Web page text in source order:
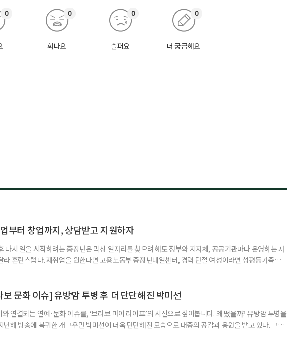
0
화나요
0
슬퍼요
0
더 궁금해요
0
부터 창업까지, 상담받고 지원하자
다시 일을 시작하려는 중장년은 막상 일자리를 찾으려 해도 정부와 지자체, 공공기관마다 운영하는 사
라 혼란스럽다. 재취업을 원한다면 고용노동부 중장년내일센터, 경력 단절 여성이라면 성평등가족부
터 구직 수당까지 고용노동부 국민취업지원제도 구직활동이 쉽지 않은 사람을 위한 제도다. 개인별 취
계획을 세
보 문화 이슈] 유방암 투병 후 더 단단해진 박미선
와 연결되는 연예·문화 이슈를, ‘브라보 마이 라이프’의 시선으로 짚어봅니다. 왜 떴을까? 유방암 투병을
난해 방송에 복귀한 개그우먼 박미선이 더욱 단단해진 모습으로 대중의 공감과 응원을 받고 있다. 그러